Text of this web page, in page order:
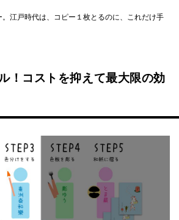
江戸時代は、コピー１枚とるのに、これだけ手
！コストを抑えて最大限の効